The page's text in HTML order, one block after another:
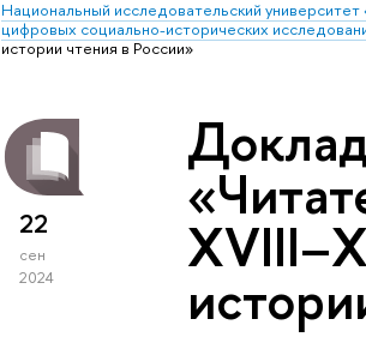
Национальный исследовательский
цифровых социально-исторических
истории чтения в России»
22
сен
2024